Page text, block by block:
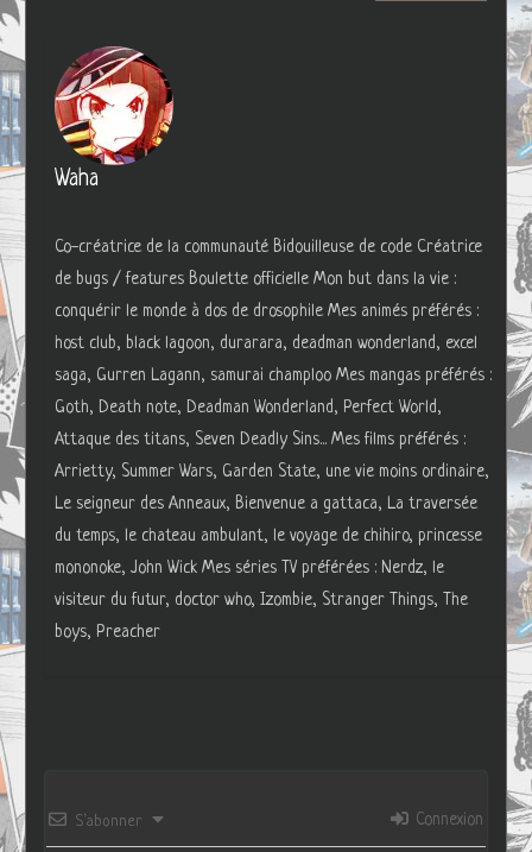
Waha
Co-créatrice de la communauté Bidouilleuse de code Créatrice
de bugs / features Boulette officielle Mon but dans la vie :
conquérir le monde à dos de drosophile Mes animés préférés :
host club, black lagoon, durarara, deadman wonderland, excel
saga, Gurren Lagann, samurai champloo Mes mangas préférés :
Goth, Death note, Deadman Wonderland, Perfect World,
Attaque des titans, Seven Deadly Sins... Mes films préférés :
Arrietty, Summer Wars, Garden State, une vie moins ordinaire,
Le seigneur des Anneaux, Bienvenue a gattaca, La traversée
du temps, le chateau ambulant, le voyage de chihiro, princesse
mononoke, John Wick Mes séries TV préférées : Nerdz, le
visiteur du futur, doctor who, Izombie, Stranger Things, The
boys, Preacher
S’abonner Connexion